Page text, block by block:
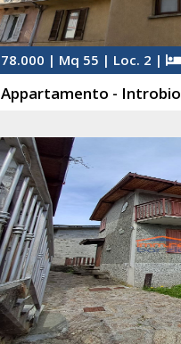
78.000 | Mq 55 | Loc. 2 |
Appartamento - Introbio